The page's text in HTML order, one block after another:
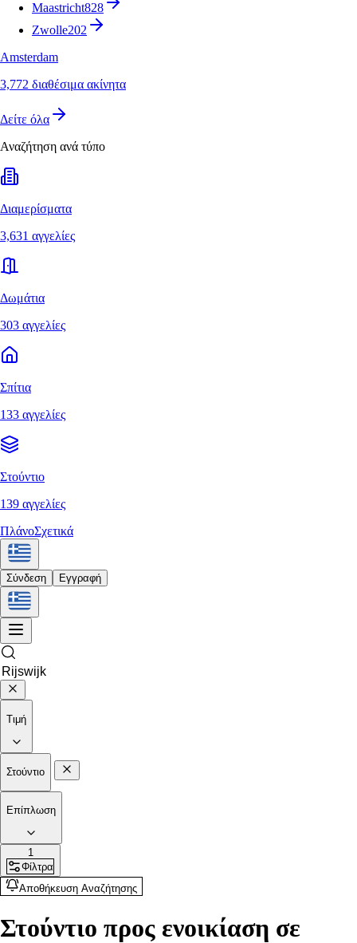
Maastricht828
Zwolle202
Amsterdam
3,772 διαθέσιμα ακίνητα
Δείτε όλα
Αναζήτηση ανά τύπο
Διαμερίσματα
3,631 αγγελίες
Δωμάτια
303 αγγελίες
Σπίτια
133 αγγελίες
Στούντιο
139 αγγελίες
ΠλάνοΣχετικά
Σύνδεση Εγγραφή
Τιμή
Στούντιο
Επίπλωση
1
Φίλτρα
Αποθήκευση Αναζήτησης
Στούντιο προς ενοικίαση σε